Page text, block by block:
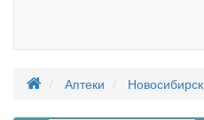
Аптеки Новосибирск